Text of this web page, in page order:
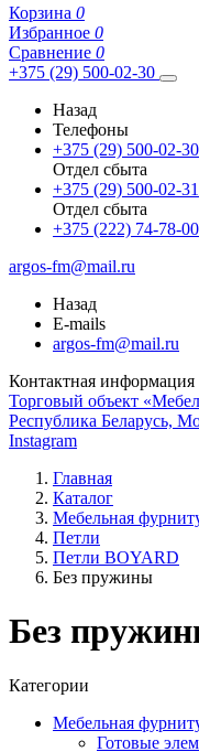
Корзина 0
Избранное 0
Сравнение 0
+375 (29) 500-02-30
Назад
Телефоны
+375 (29) 500-02-30
Отдел сбыта
+375 (29) 500-02-31
Отдел сбыта
+375 (222) 74-78-00
argos-fm@mail.ru
Назад
E-mails
argos-fm@mail.ru
Контактная информация
Торговый объект
Республика Беларусь,
Instagram
Главная
Каталог
Мебельная
Петли
Петли BOYARD
Без пружины
Без
Категории
Мебельная
Готовые